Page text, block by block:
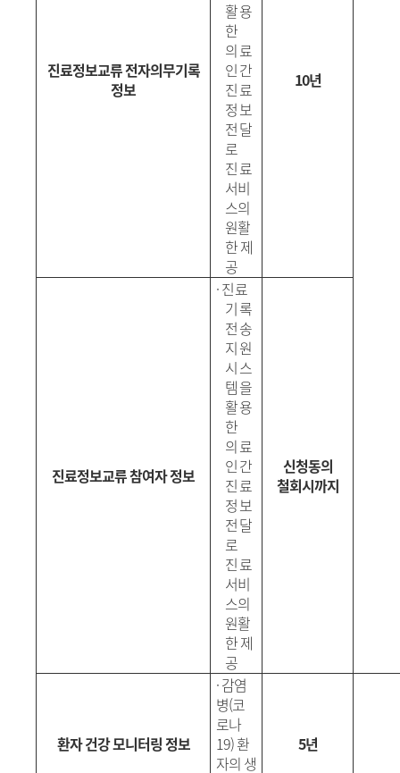
진료정보교류 전자의무기록
정보
활용
한
의료
인간
진료
정보
전달
로
진료
서비
스의
원활
한 제
공
10년
진료정보교류 참여자 정보
·진료
기록
전송
지원
시스
템을
활용
한
의료
인간
진료
정보
전달
로
진료
서비
스의
원활
한 제
공
신청동의
철회시까지
환자 건강 모니터링 정보
·감염
병(코
로나
19)환
자의 생
5년